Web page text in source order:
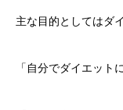
主な目的としてはダ
「自分でダイエット